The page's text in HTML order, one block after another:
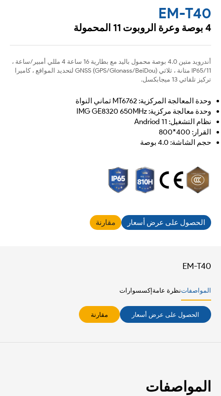
EM-T40
4 بوصة وعرة الروبوت 11 المحمولة
أندرويد متين 4.0 بوصة محمول باليد مع بطارية 16 ساعة 4 مللي أمبير/ساعة ،
IP65/11 متانة ، ثلاثي GNSS (GPS/Glonass/BeiDou) لتحديد المواقع ، كاميرا
تركيز تلقائي 13 ميجابكسل.
وحدة المعالجة المركزية: MT6762 ثماني النواة
وحدة معالجة مركزية: IMG GE8320 650MHz
نظام التشغيل: Andriod 11
القرار: 400*800
حجم الشاشة: 4.0 بوصة
الحصول على عرض أسعار مقارنة
EM-T40
المواصفاتنظرة عامةإكسسوارات
الحصول على عرض أسعار مقارنة
المواصفات